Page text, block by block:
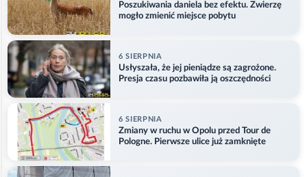
Poszukiwania daniela bez efektu. Zwierzę
mogło zmienić miejsce pobytu
6 SIERPNIA
Usłyszała, że jej pieniądze są zagrożone.
Presja czasu pozbawiła ją oszczędności
6 SIERPNIA
Zmiany w ruchu w Opolu przed Tour de
Pologne. Pierwsze ulice już zamknięte